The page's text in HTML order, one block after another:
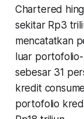
Chartered
sekitar Rp3
mencatatkan
luar
sebesar 31
kredit
portofolio